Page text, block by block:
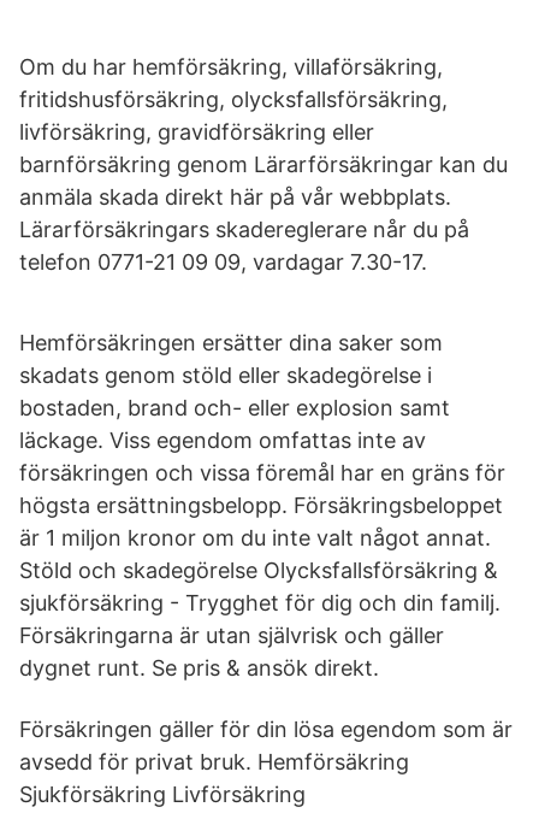
Om du har hemförsäkring, villaförsäkring,
fritidshusförsäkring, olycksfallsförsäkring,
livförsäkring, gravidförsäkring eller
barnförsäkring genom Lärarförsäkringar kan du
anmäla skada direkt här på vår webbplats.
Lärarförsäkringars skadereglerare når du på
telefon 0771-21 09 09, vardagar 7.30-17.
Hemförsäkringen ersätter dina saker som
skadats genom stöld eller skadegörelse i
bostaden, brand och- eller explosion samt
läckage. Viss egendom omfattas inte av
försäkringen och vissa föremål har en gräns för
högsta ersättningsbelopp. Försäkringsbeloppet
är 1 miljon kronor om du inte valt något annat.
Stöld och skadegörelse Olycksfallsförsäkring &
sjukförsäkring - Trygghet för dig och din familj.
Försäkringarna är utan självrisk och gäller
dygnet runt. Se pris & ansök direkt.
Försäkringen gäller för din lösa egendom som är
avsedd för privat bruk. Hemförsäkring
Sjukförsäkring Livförsäkring